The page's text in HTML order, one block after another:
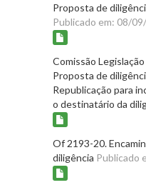
Proposta de
Publicado em: 08/
Comissão
Proposta de
Republicação para
o destinatário da
Of 2193-20.
diligência Publicado